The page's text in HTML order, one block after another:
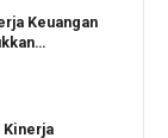
Keuangan
Kinerja